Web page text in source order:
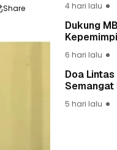
Share
Berharga
4 hari lalu
Dukung
6 hari lalu
Doa
5 hari lalu